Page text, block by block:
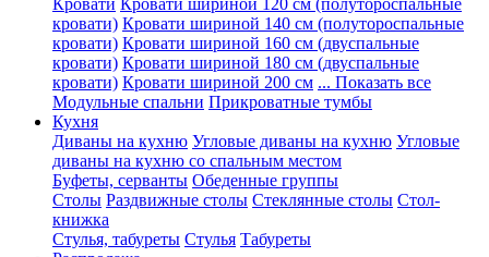
Кровати Кровати шириной 120 см (полутороспальные
кровати) Кровати шириной 140 см (полутороспальные
кровати) Кровати шириной 160 см (двуспальные
кровати) Кровати шириной 180 см (двуспальные
кровати) Кровати шириной 200 см ... Показать все
Модульные спальни Прикроватные тумбы
Кухня
Диваны на кухню Угловые диваны на кухню Угловые
диваны на кухню со спальным местом
Буфеты, серванты Обеденные группы
Столы Раздвижные столы Стеклянные столы Стол-
книжка
Стулья, табуреты Стулья Табуреты